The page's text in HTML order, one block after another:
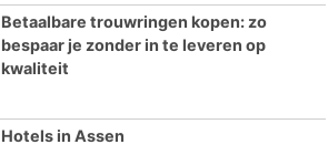
Betaalbare trouwringen kopen: zo
bespaar je zonder in te leveren op
kwaliteit
Hotels in Assen